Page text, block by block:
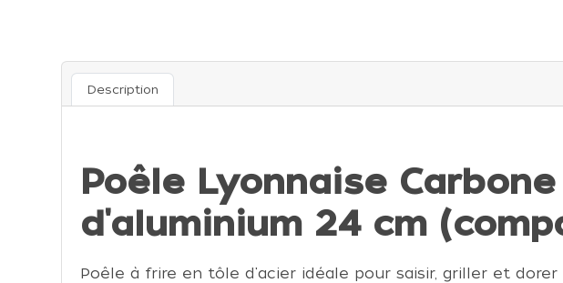
Description
Poêle Lyonnaise
d'aluminium 24 cm
Poêle à frire en tôle d'acier idéale pour saisir, griller et